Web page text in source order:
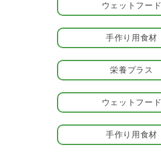
＃ヘルマン_鳥たち
ウェットフード
手作り用食材
栄養プラス
ウェットフード
手作り用食材